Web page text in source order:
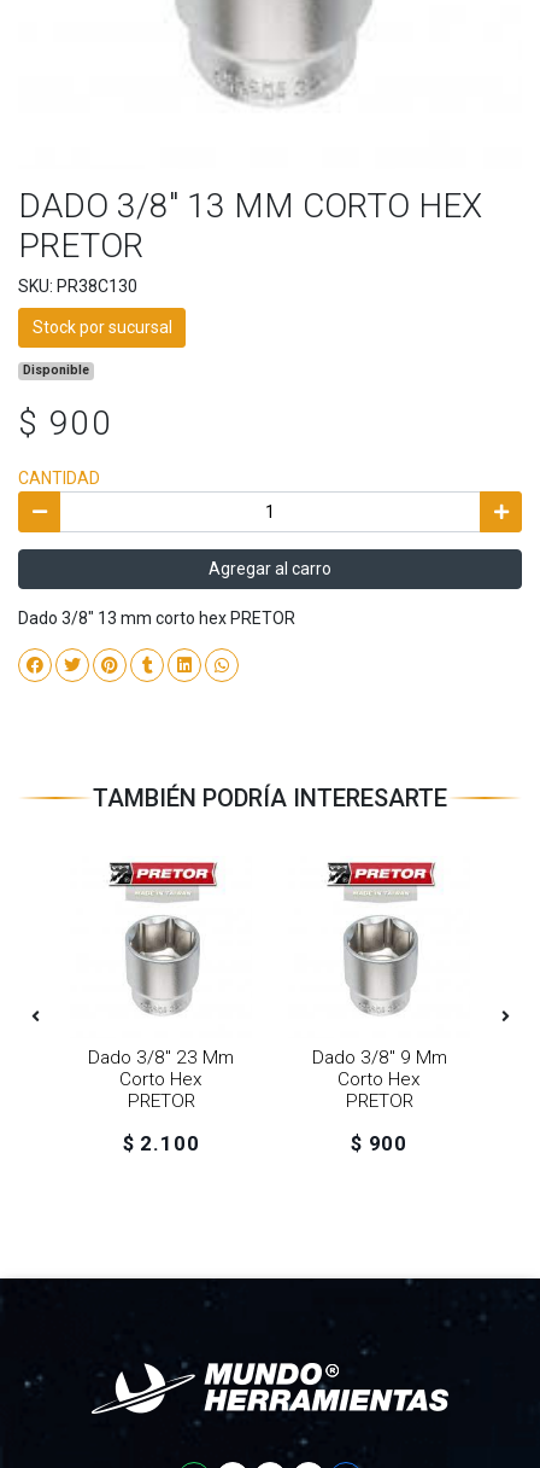
DADO 3/8" 13 MM CORTO HEX
PRETOR
SKU: PR38C130
Stock por sucursal
Disponible
$ 900
CANTIDAD
Agregar al carro
Dado 3/8" 13 mm corto hex PRETOR
TAMBIÉN PODRÍA INTERESARTE
Dado 3/8" 23 Mm
Corto Hex
PRETOR
$ 2.100
Dado 3/8" 9 Mm
Corto Hex
PRETOR
$ 900